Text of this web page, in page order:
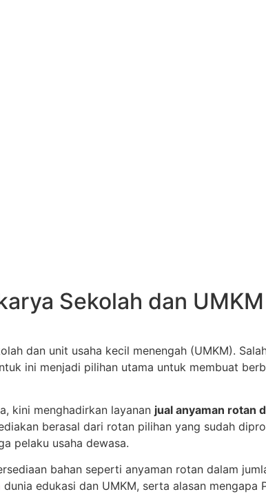
Sekolah dan UMKM
dan unit usaha kecil menengah (UMKM).
ini menjadi pilihan utama untuk membuat
kini menghadirkan layanan jual anyaman rotan
berasal dari rotan pilihan yang sudah
pelaku usaha dewasa.
bahan seperti anyaman rotan dalam
dunia edukasi dan UMKM, serta alasan